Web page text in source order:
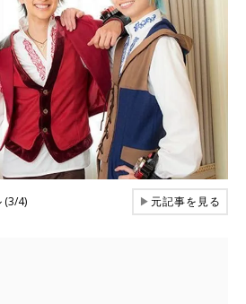
(3/4) ▶元記事を見る